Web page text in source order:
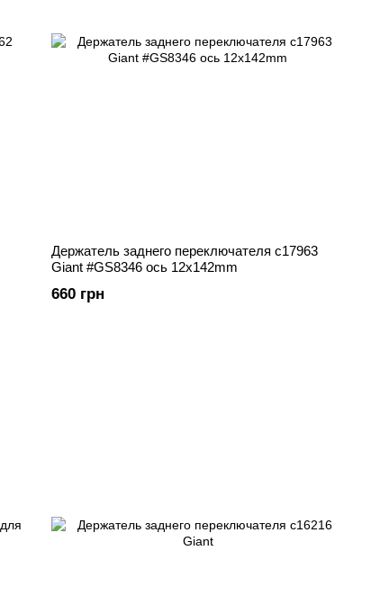
Держатель заднего переключателя c17963
Giant #GS8346 ось 12x142mm
660 грн